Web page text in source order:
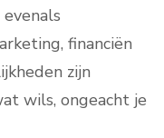
financiën
zijn
wils, ongeacht je